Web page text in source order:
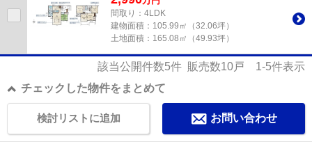
間取り：4LDK
建物面積： 105.99㎡（32.06坪）
土地面積： 165.08㎡（49.93坪）
該当公開件数5件 販売数10戸 1-5件表示
チェックした物件をまとめて
お問い合わせ
検討リストに追加